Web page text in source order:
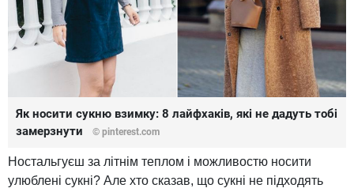
Як носити сукню взимку: 8 лайфхаків, які не дадуть тобі
замерзнути
© pinterest.com
Ностальгуєш за літнім теплом і можливостю носити
улюблені сукні? Але хто сказав, що сукні не підходять